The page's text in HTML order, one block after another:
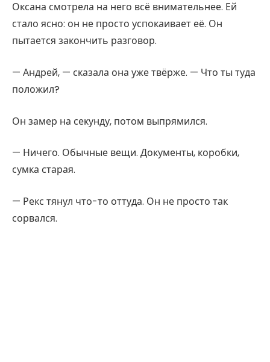
Оксана смотрела на него всё внимательнее. Ей
стало ясно: он не просто успокаивает её. Он
пытается закончить разговор.
— Андрей, — сказала она уже твёрже. — Что ты туда
положил?
Он замер на секунду, потом выпрямился.
— Ничего. Обычные вещи. Документы, коробки,
сумка старая.
— Рекс тянул что-то оттуда. Он не просто так
сорвался.